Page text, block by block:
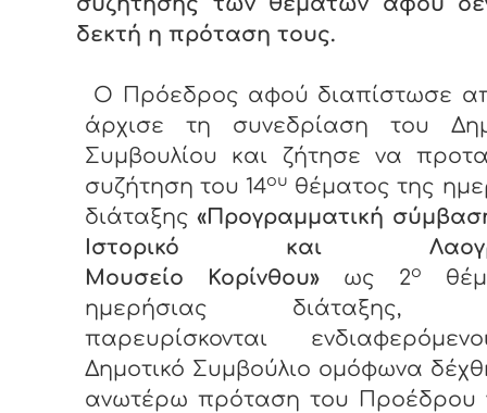
δεκτή η πρόταση τους.
Ο Πρόεδρος αφού διαπίστωσε
άρχισε τη συνεδρίαση του
Συμβουλίου και ζήτησε να
συζήτηση του 14ου θέματος της
διάταξης«Προγραμματική
Ιστορικό και
Μουσείο Κορίνθου» ως 2ο
ημερήσιας διάταξης,
παρευρίσκονται
Δημοτικό Συμβούλιο ομόφωνα
ανωτέρω πρόταση του Προέδρου